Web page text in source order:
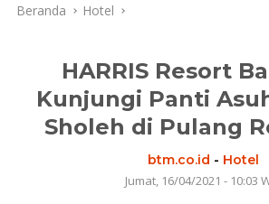
Beranda Hotel
HARRIS Resort
Kunjungi Panti
Sholeh di Pulang
btm.co.id - Hotel
Jumat, 16/04/2021 - 10:03